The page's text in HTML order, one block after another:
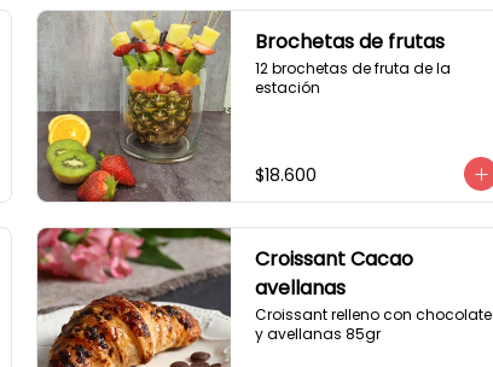
Brochetas de frutas
12 brochetas de fruta de la
estación
$18.600
Croissant Cacao
avellanas
Croissant relleno con chocolate
y avellanas 85gr